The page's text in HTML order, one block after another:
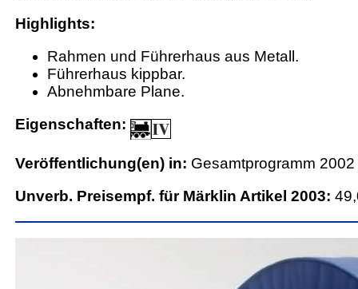
Highlights:
Rahmen und Führerhaus aus Metall.
Führerhaus kippbar.
Abnehmbare Plane.
Eigenschaften:
Veröffentlichung(en) in: Gesamtprogramm
Unverb. Preisempf. für Märklin Artikel 2003: